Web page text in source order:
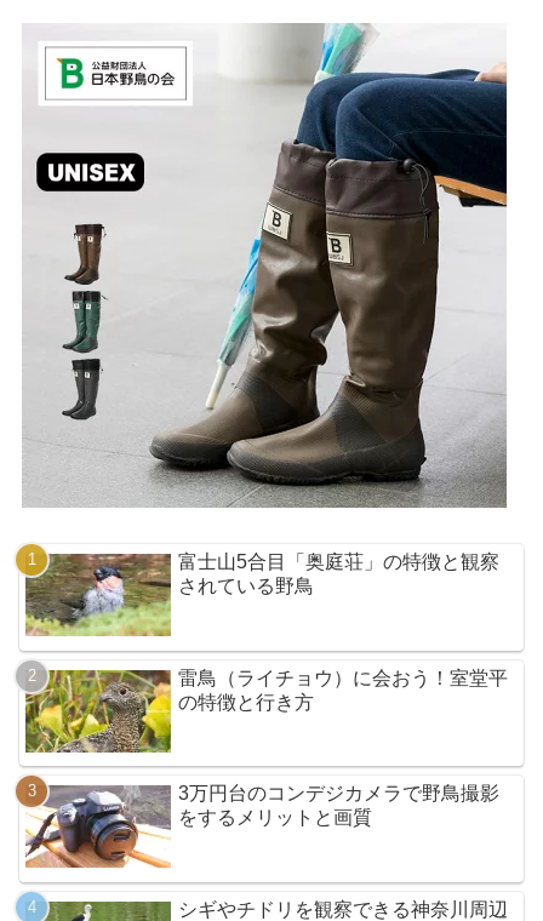
富士山5合目「奥庭荘」の特徴と観察
されている野鳥
雷鳥（ライチョウ）に会おう！室堂平
の特徴と行き方
3万円台のコンデジカメラで野鳥撮影
をするメリットと画質
シギやチドリを観察できる神奈川周辺